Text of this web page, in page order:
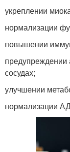
укреплении
нормализации
повышении
предупреждении
сосудах;
улучшении
нормализации